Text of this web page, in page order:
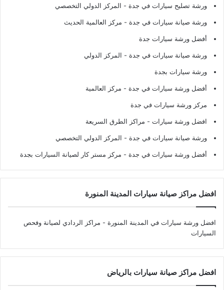
ورشة تصليح سيارات في جدة - المركز الدولي التخصصي
ورشة صيانة سيارات في جدة - مركز العالمية الحديث
أفضل ورشة سيارات جدة
ورشة صيانة سيارات في جدة - المركز الدولي
ورشة سيارات بجدة
أفضل ورشة سيارات في جدة - مركز العالمية
مركز ورشة سيارات في جدة
افضل ورشة سيارات - مراكز الطرق السريعة
ورشة صيانة سيارات في جدة - المركز الدولي التخصصي
أفضل ورشة سيارات في جدة - مركز مستر كار لصيانة السيارات بجدة
افضل مراكز صيانة سيارات المدينة المنورة
افضل ورشة سيارات في المدينة المنورة - مراكز الردادي لصيانة وفحص
السيارات
افضل مراكز صيانة سيارات بالرياض